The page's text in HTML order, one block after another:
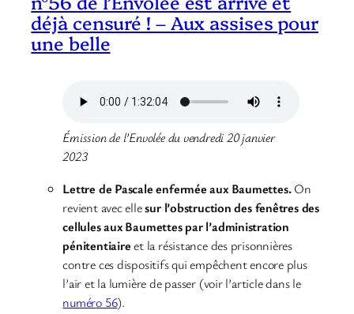
déjà censuré ! – Aux assises pour
une belle
Émission de l’Envolée du vendredi 20 janvier
2023
Lettre de Pascale enfermée aux Baumettes.On
revient avec ellesur l’obstruction des fenêtres des
cellules aux Baumettes par l’administration
pénitentiaireet la résistance des prisonnières
contre ces dispositifs qui empêchent encore plus
l’air et la lumière de passer (voir l’article dans le
numéro 56).